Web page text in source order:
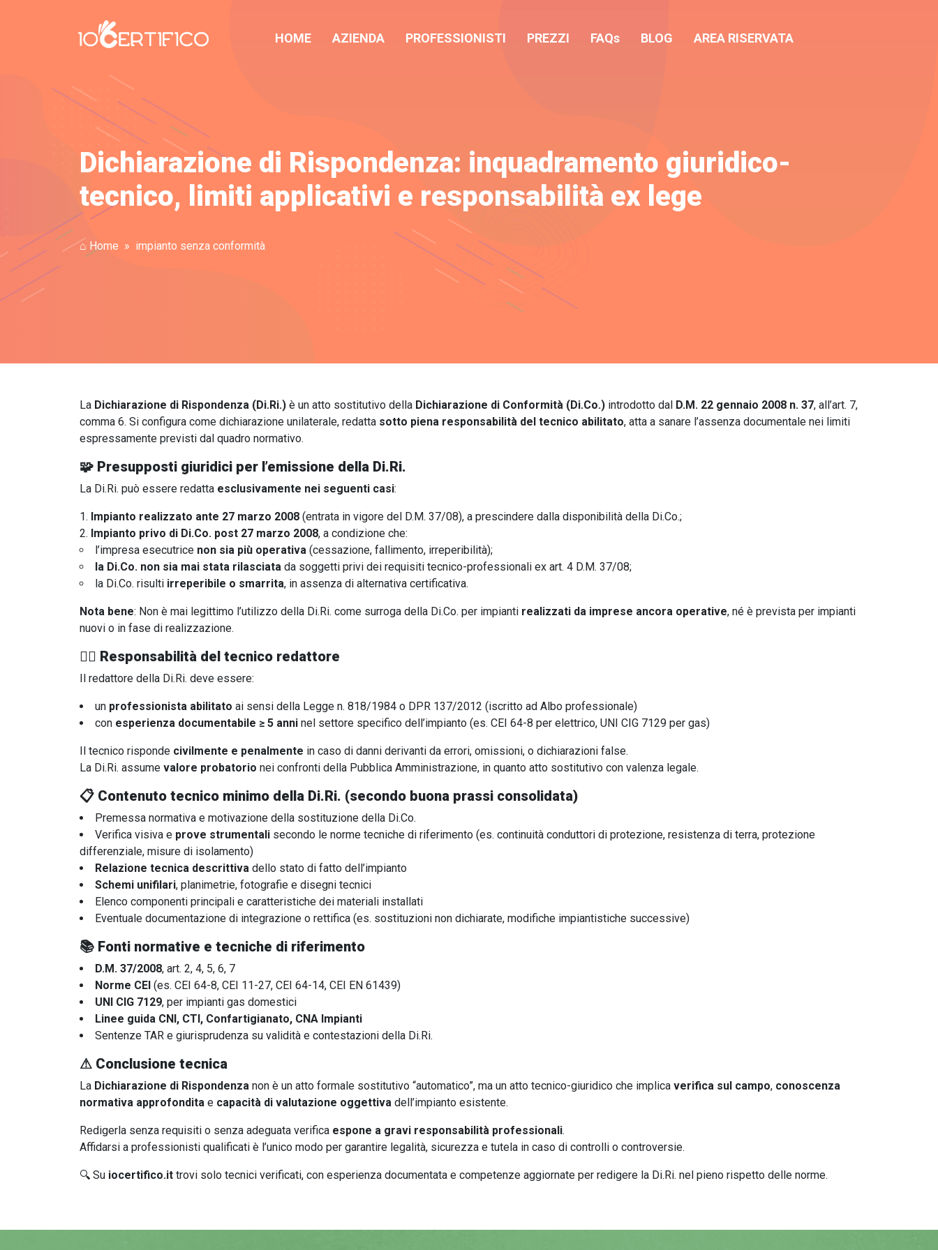
HOME AZIENDA PROFESSIONISTI PREZZI FAQs BLOG AREA RISERVATA
Dichiarazione di Rispondenza: inquadramento giuridico-
tecnico, limiti applicativi e responsabilità ex lege
⌂ Home impianto senza conformità
La Dichiarazione di Rispondenza (Di.Ri.) è un atto sostitutivo della Dichiarazione di Conformità (Di.Co.) introdotto dal D.M. 22 gennaio 2008 n. 37, all’art. 7,
comma 6. Si configura come dichiarazione unilaterale, redatta sotto piena responsabilità del tecnico abilitato, atta a sanare l’assenza documentale nei limiti
espressamente previsti dal quadro normativo.
🧩 Presupposti giuridici per l’emissione della Di.Ri.
La Di.Ri. può essere redatta esclusivamente nei seguenti casi:
Impianto realizzato ante 27 marzo 2008 (entrata in vigore del D.M. 37/08), a prescindere dalla disponibilità della Di.Co.;
Impianto privo di Di.Co. post 27 marzo 2008, a condizione che:
l’impresa esecutrice non sia più operativa (cessazione, fallimento, irreperibilità);
la Di.Co. non sia mai stata rilasciata da soggetti privi dei requisiti tecnico-professionali ex art. 4 D.M. 37/08;
la Di.Co. risulti irreperibile o smarrita, in assenza di alternativa certificativa.
Nota bene: Non è mai legittimo l’utilizzo della Di.Ri. come surroga della Di.Co. per impianti realizzati da imprese ancora operative, né è prevista per impianti
nuovi o in fase di realizzazione.
🧑‍⚖️ Responsabilità del tecnico redattore
Il redattore della Di.Ri. deve essere:
un professionista abilitato ai sensi della Legge n. 818/1984 o DPR 137/2012 (iscritto ad Albo professionale)
con esperienza documentabile ≥ 5 anni nel settore specifico dell’impianto (es. CEI 64-8 per elettrico, UNI CIG 7129 per gas)
Il tecnico risponde civilmente e penalmente in caso di danni derivanti da errori, omissioni, o dichiarazioni false.
La Di.Ri. assume valore probatorio nei confronti della Pubblica Amministrazione, in quanto atto sostitutivo con valenza legale.
📋 Contenuto tecnico minimo della Di.Ri. (secondo buona prassi consolidata)
Premessa normativa e motivazione della sostituzione della Di.Co.
Verifica visiva e prove strumentali secondo le norme tecniche di riferimento (es. continuità conduttori di protezione, resistenza di terra, protezione
differenziale, misure di isolamento)
Relazione tecnica descrittiva dello stato di fatto dell’impianto
Schemi unifilari, planimetrie, fotografie e disegni tecnici
Elenco componenti principali e caratteristiche dei materiali installati
Eventuale documentazione di integrazione o rettifica (es. sostituzioni non dichiarate, modifiche impiantistiche successive)
📚 Fonti normative e tecniche di riferimento
D.M. 37/2008, art. 2, 4, 5, 6, 7
Norme CEI (es. CEI 64-8, CEI 11-27, CEI 64-14, CEI EN 61439)
UNI CIG 7129, per impianti gas domestici
Linee guida CNI, CTI, Confartigianato, CNA Impianti
Sentenze TAR e giurisprudenza su validità e contestazioni della Di.Ri.
⚠ Conclusione tecnica
La Dichiarazione di Rispondenza non è un atto formale sostitutivo “automatico”, ma un atto tecnico-giuridico che implica verifica sul campo, conoscenza
normativa approfondita e capacità di valutazione oggettiva dell’impianto esistente.
Redigerla senza requisiti o senza adeguata verifica espone a gravi responsabilità professionali.
Affidarsi a professionisti qualificati è l’unico modo per garantire legalità, sicurezza e tutela in caso di controlli o controversie.
🔍 Su iocertifico.it trovi solo tecnici verificati, con esperienza documentata e competenze aggiornate per redigere la Di.Ri. nel pieno rispetto delle norme.